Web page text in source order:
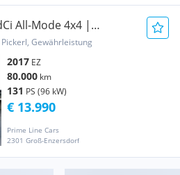
All-Mode 4x4 |
Gewährleistung
2017 EZ
80.000 km
131 PS (96 kW)
Prime Line Cars
2301 Groß-Enzersdorf
€ 13.990